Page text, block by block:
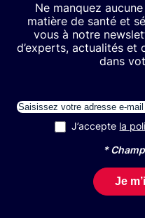
Ne manquez
matière de santé et
vous à notre
d’experts, actualités et
dans
J’accepte la
*